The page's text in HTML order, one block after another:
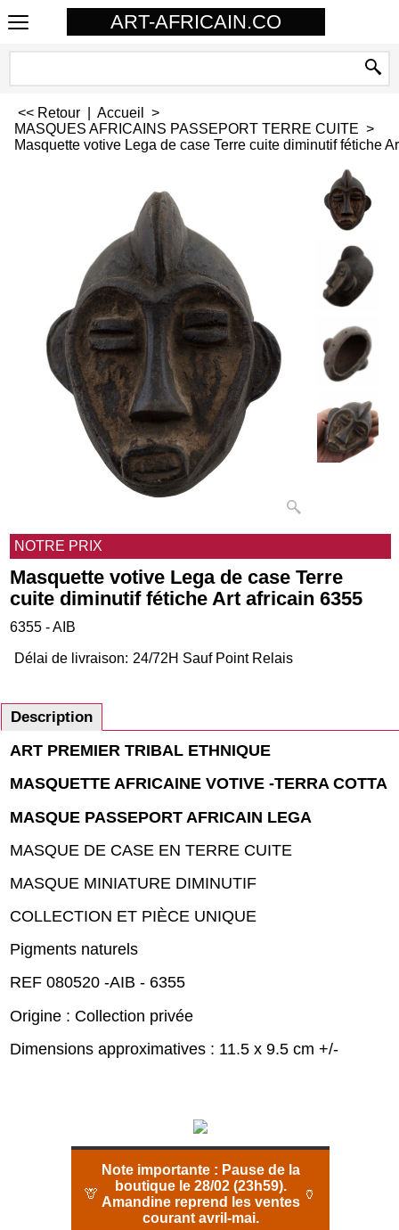
ART-AFRICAIN.CO
<< Retour Accueil
>
MASQUES AFRICAINS PASSEPORT TERRE CUITE >
Masquette votive Lega de case Terre cuite diminutif fétiche
NOTRE PRIX
Masquette votive Lega de case Terre
cuite diminutif fétiche Art africain 6355
6355 - AIB
Délai de livraison: 24/72H Sauf Point Relais
Description
ART PREMIER TRIBAL ETHNIQUE
MASQUETTE AFRICAINE VOTIVE -TERRA COTTA
MASQUE PASSEPORT AFRICAIN LEGA
MASQUE DE CASE EN TERRE CUITE
MASQUE MINIATURE DIMINUTIF
COLLECTION ET PIÈCE UNIQUE
Pigments naturels
REF 080520 -AIB - 6355
Origine : Collection privée
Dimensions approximatives : 11.5 x 9.5 cm +/-
🦒
Note importante : Pause de la
boutique le 28/02 (23h59).
Amandine reprend les ventes
courant avril-mai.
🏺